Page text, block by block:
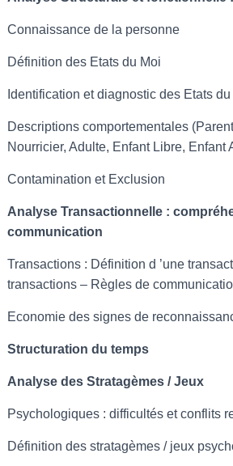
Connaissance de la personne
Définition des Etats du Moi
Identification et diagnostic des Etats du
Descriptions comportementales
Nourricier, Adulte, Enfant Libre, Enfant
Contamination et Exclusion
Analyse Transactionnelle :
communication
Transactions : Définition d ’une
transactions – Règles de
Economie des signes de
Structuration du temps
Analyse des Stratagèmes / Jeux
Psychologiques : difficultés et conflits
Définition des stratagèmes / jeux